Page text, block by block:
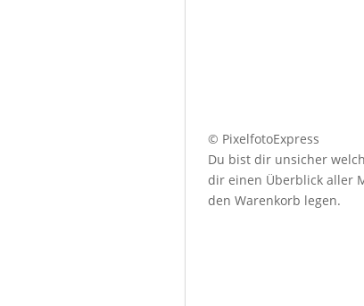
© PixelfotoExpress
Du bist dir unsicher
dir einen Überblick aller
den Warenkorb legen.